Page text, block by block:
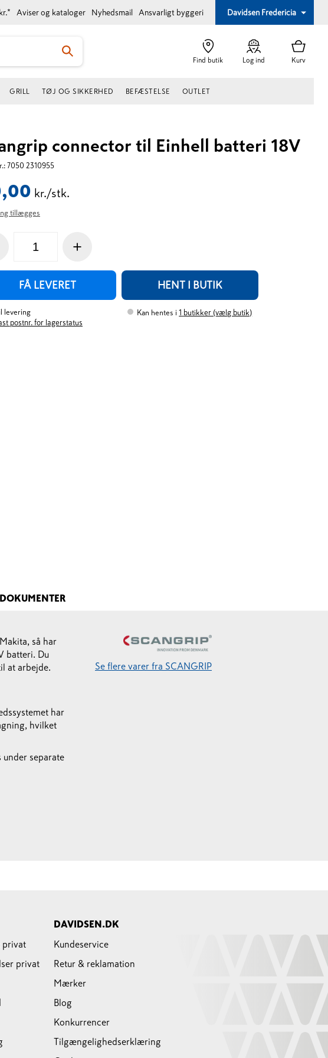
Aviser og kataloger Nyhedsmail Ansvarligt byggeri Davidsen Fredericia
Find butik Log ind Kurv
GRILL TØJ OG SIKKERHED BEFÆSTELSE OUTLET
connector til Einhell batteri 18V
7050 2310955
kr./stk.
tillægges
+
FÅ LEVERET HENT I BUTIK
levering
postnr. for lagerstatus
Kan hentes i 1 butikker (vælg butik)
DOKUMENTER
så har
batteri. Du
at arbejde.
har
hvilket
under separate
Se flere varer fra SCANGRIP
privat
privat
DAVIDSEN.DK
Kundeservice
Retur & reklamation
Mærker
Blog
Konkurrencer
Tilgængelighedserklæring